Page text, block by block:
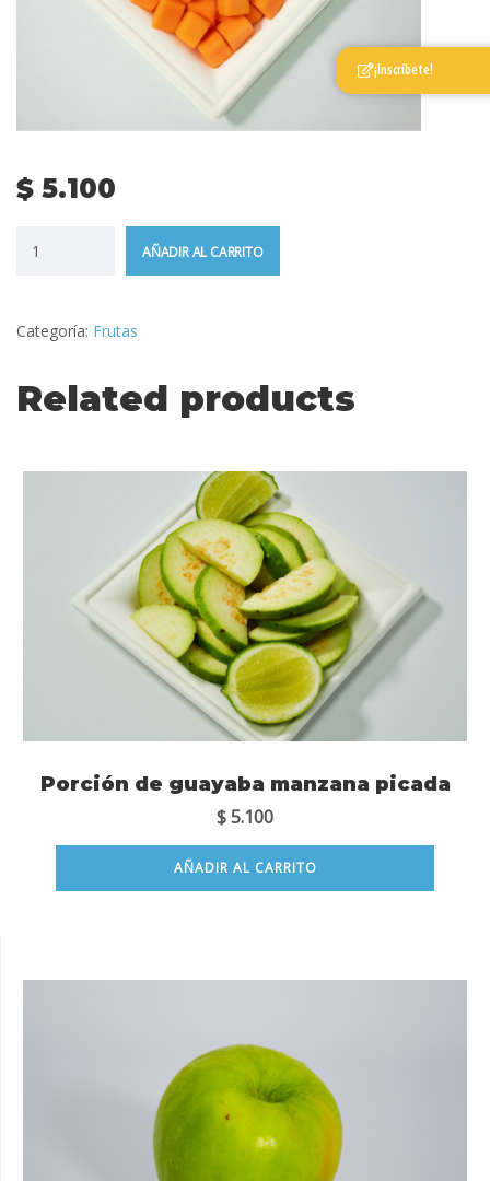
$ 5.100
AÑADIR AL CARRITO
Categoría: Frutas
Related products
Porción de guayaba manzana picada
$5.100
AÑADIR AL CARRITO
¡Inscríbete!